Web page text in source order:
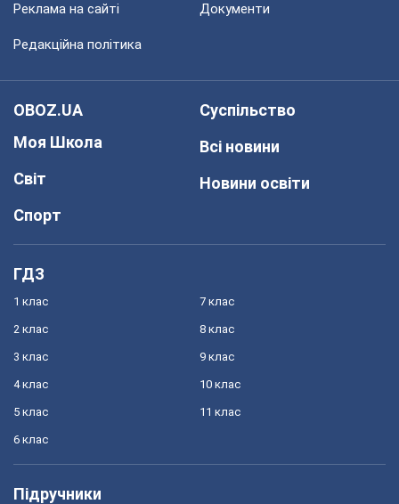
Реклама на сайті Документи
Редакційна політика
OBOZ.UA
Моя Школа
Світ
Спорт
Суспільство
Всі новини
Новини освіти
ГДЗ
1 клас
2 клас
3 клас
4 клас
5 клас
6 клас
7 клас
8 клас
9 клас
10 клас
11 клас
Підручники